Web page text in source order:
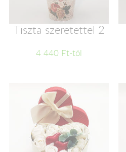
Tiszta szeretettel 2
4 440 Ft-tól